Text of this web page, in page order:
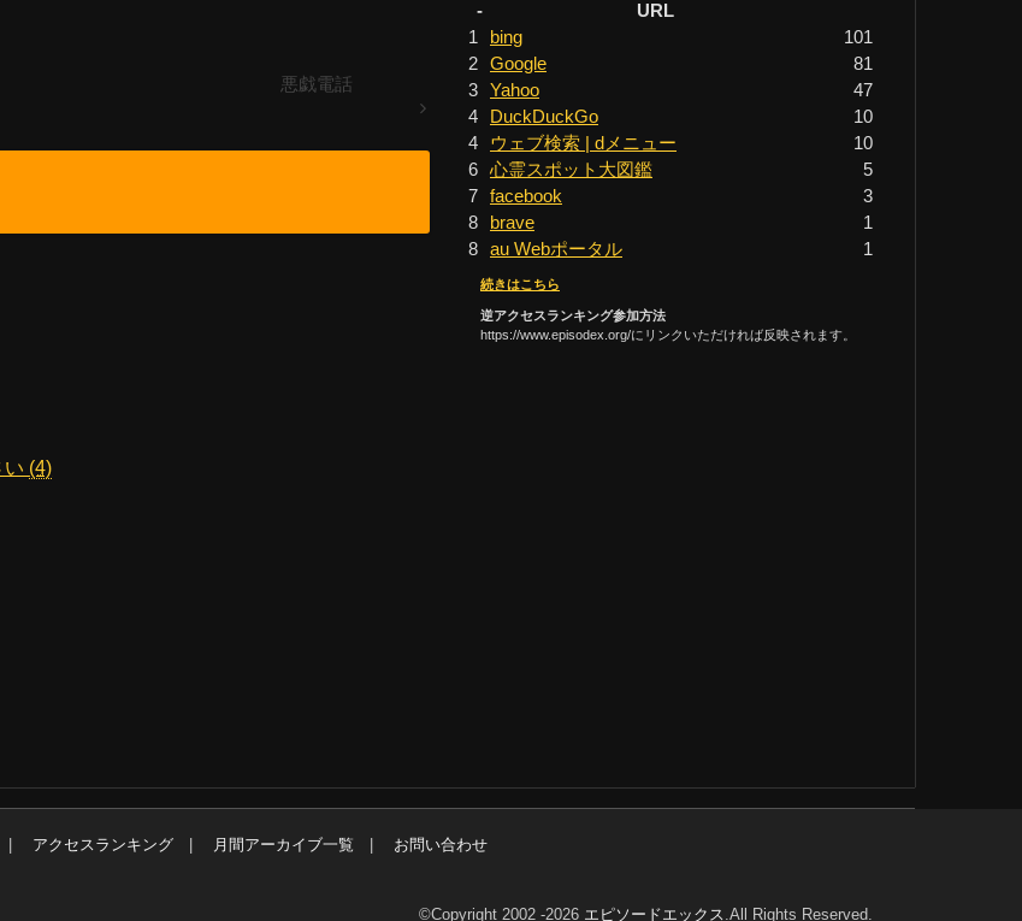
悪戯電話
い (4)
-
URL
1
bing
101
2
Google
81
3
Yahoo
47
4
DuckDuckGo
10
4
ウェブ検索 | dメニュー
10
6
心霊スポット大図鑑
5
7
facebook
3
8
brave
1
8
au Webポータル 1
続きはこちら
逆アクセスランキング参加方法
https://www.episodex.org/にリンクいただければ反映されます。
アクセスランキング 月間アーカイブ一覧 お問い合わせ
©Copyright 2002 -2026 エピソードエックス .All Rights Reserved.